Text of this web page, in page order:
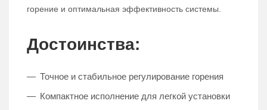
горение и оптимальная эффективность системы.
Достоинства:
Точное и стабильное регулирование горения
Компактное исполнение для легкой установки